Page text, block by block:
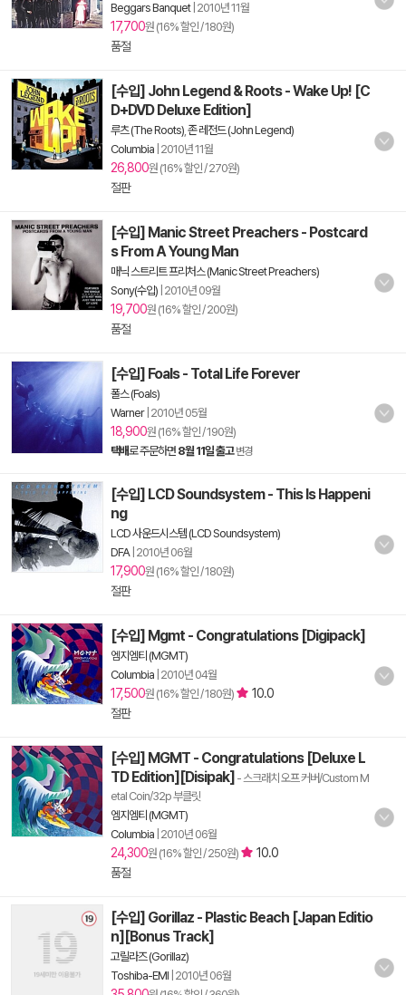
Beggars Banquet| 2010년 11월
17,700원 (16% 할인 / 180원)
품절
[수입] John Legend & Roots - Wake Up! [C
D+DVD Deluxe Edition]
루츠 (The Roots) 존 레전드 (John Legend)
Columbia 2010년 11월
26,800원 (16% 할인 / 270원)
절판
[수입] Manic Street Preachers - Postcard
s From A Young Man
매닉 스트리트 프리처스 (Manic Street Preachers)
Sony(수입) 2010년 09월
19,700원 (16% 할인 / 200원)
품절
[수입] Foals - Total Life Forever
폴스 (Foals)
Warner 2010년 05월
18,900원 (16% 할인 / 190원)
택배로 주문하면 8월 11일 출고 변경
[수입] LCD Soundsystem - This Is Happeni
ng
LCD 사운드시스템 (LCD Soundsystem)
DFA| 2010년 06월
17,900원 (16% 할인 / 180원)
절판
[수입] Mgmt - Congratulations [Digipack]
엠지엠티 (MGMT)
Columbia 2010년 04월
17,500원 (16% 할인 / 180원)
10.0
절판
[수입] MGMT - Congratulations [Deluxe L
TD Edition][Disipak] - 스크래치 오프 커버/Custom M
etal Coin/32p 부클릿
엠지엠티 (MGMT)
Columbia 2010년 06월
24,300원 (16% 할인 / 250원)
10.0
품절
[수입] Gorillaz - Plastic Beach [Japan Editio
n][Bonus Track]
고릴라즈 (Gorillaz)
Toshiba-EMI 2010년 06월